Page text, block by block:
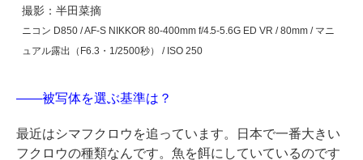
撮影：半田菜摘
ニコン D850 / AF-S NIKKOR 80-400mm f/4.5-5.6G ED VR / 80mm / マニ
ュアル露出（F6.3・1/2500秒） / ISO 250
――被写体を選ぶ基準は？
最近はシマフクロウを追っています。日本で一番大きい
フクロウの種類なんです。魚を餌にしていているのです